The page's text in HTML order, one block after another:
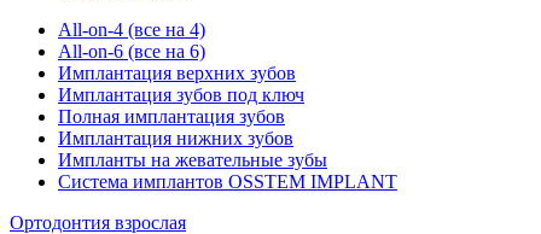
All-on-4 (все на 4)
All-on-6 (все на 6)
Имплантация верхних зубов
Имплантация зубов под ключ
Полная имплантация зубов
Имплантация нижних зубов
Импланты на жевательные зубы
Система имплантов OSSTEM IMPLANT
Ортодонтия взрослая